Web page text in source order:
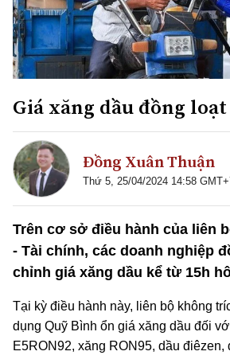
Giá xăng dầu đồng
Đồng Xuân Thuận
Thứ 5, 25/04/2024 14:58
Trên cơ sở điều hành của liên
- Tài chính, các doanh nghiệp
chỉnh giá xăng dầu kể từ 15h
Tại kỳ điều hành này, liên bộ không
dụng Quỹ Bình ổn giá xăng dầu đối
E5RON92, xăng RON95, dầu điêzen,